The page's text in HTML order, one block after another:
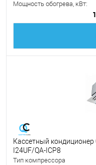
Мощность обогрева, кВт:
Кассетный кондиционер
I24UF/QA-ICP8
Тип компрессора